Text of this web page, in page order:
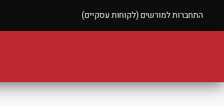
התחברות למורשים (לקוחות עסקיים)